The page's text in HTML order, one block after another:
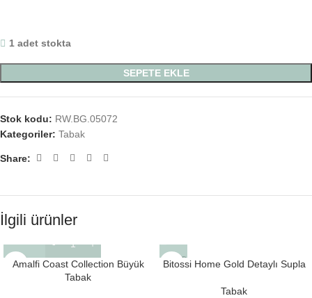
1 adet stokta
SEPETE EKLE
Stok kodu: RW.BG.05072
Kategoriler: Tabak
Share:
İlgili ürünler
Amalfi Coast Collection Büyük
Tabak
SOLD
OUT
Bitossi Home Gold Detaylı Supla
Tabak